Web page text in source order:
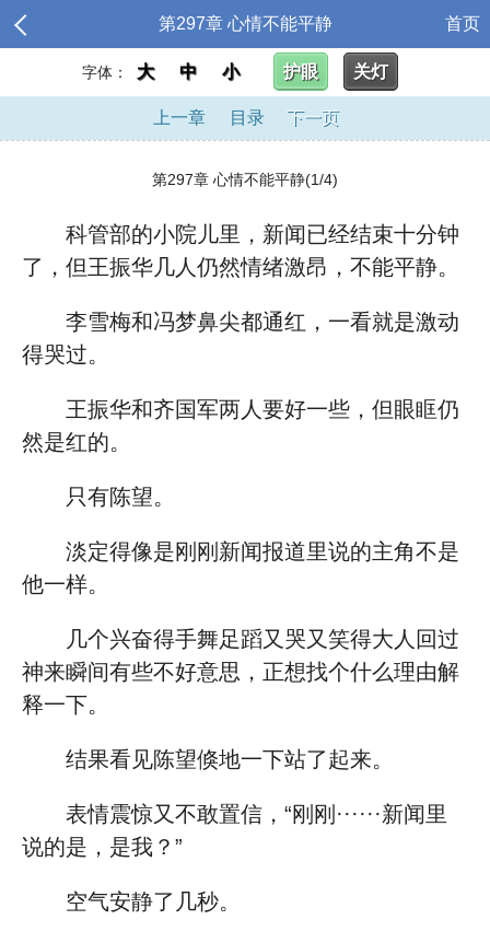
第297章 心情不能平静 首页
字体： 大 中 小 护眼 关灯
上一章 目录 下一页
第297章 心情不能平静(1/4)
科管部的小院儿里，新闻已经结束十分钟
了，但王振华几人仍然情绪激昂，不能平静。
李雪梅和冯梦鼻尖都通红，一看就是激动
得哭过。
王振华和齐国军两人要好一些，但眼眶仍
然是红的。
只有陈望。
淡定得像是刚刚新闻报道里说的主角不是
他一样。
几个兴奋得手舞足蹈又哭又笑得大人回过
神来瞬间有些不好意思，正想找个什么理由解
释一下。
结果看见陈望倏地一下站了起来。
表情震惊又不敢置信，“刚刚······新闻里
说的是，是我？”
空气安静了几秒。